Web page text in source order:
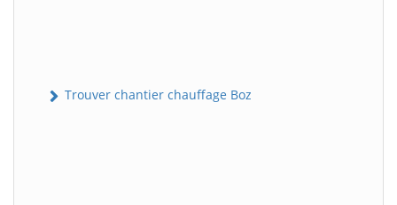
Trouver chantier chauffage Boz